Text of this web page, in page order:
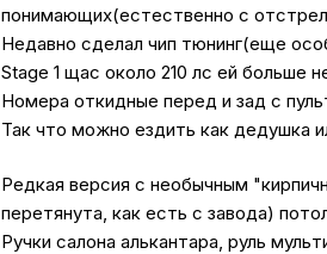
понимающих(естественно с
Недавно сделал чип тюнинг(еще
Stage 1 щас около 210 лс ей больше
Номера откидные перед и зад с
Так что можно ездить как дедушка
Редкая версия с необычным
перетянута, как есть с завода)
Ручки салона алькантара, руль